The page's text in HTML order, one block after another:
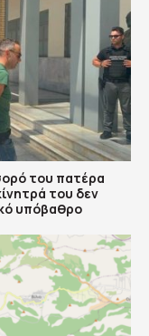
του πατέρα
του δεν
υπόβαθρο